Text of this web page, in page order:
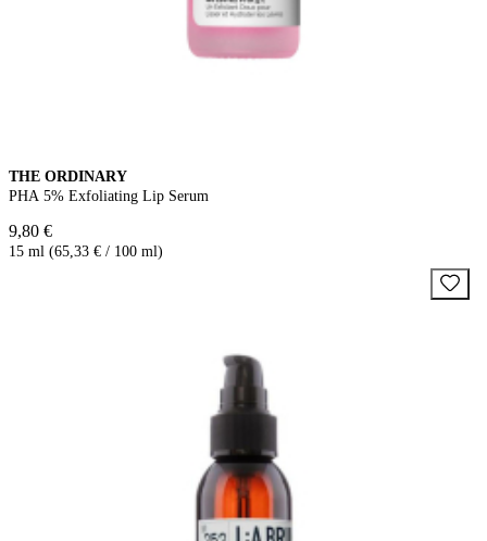
THE ORDINARY
PHA 5% Exfoliating Lip Serum
9,80 €
15 ml (65,33 € / 100 ml)